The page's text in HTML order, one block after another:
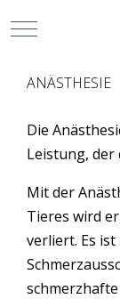
Mobile Menu
ANÄSTHESIE
Die
Leistung, der
Mit der
Tieres wird
verliert. Es